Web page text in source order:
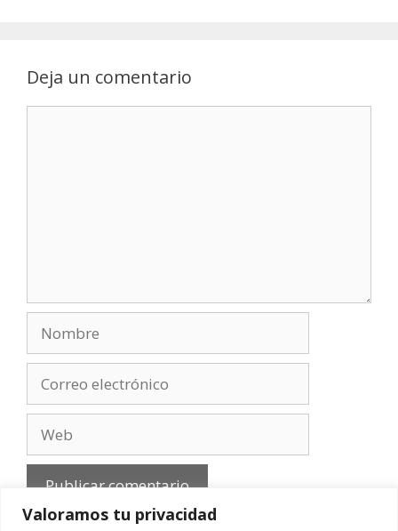
Valoramos tu privacidad
Deja un comentario
electrónico